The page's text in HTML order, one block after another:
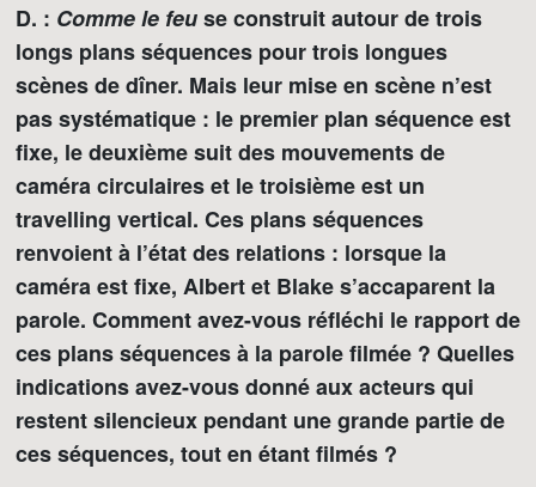
D. : Comme le feuse construit autour de trois
longs plans séquences pour trois longues
scènes de dîner. Mais leur mise en scène n’est
pas systématique : le premier plan séquence est
fixe, le deuxième suit des mouvements de
caméra circulaires et le troisième est un
travelling vertical. Ces plans séquences
renvoient à l’état des relations : lorsque la
caméra est fixe, Albert et Blake s’accaparent la
parole. Comment avez-vous réfléchi le rapport de
ces plans séquences à la parole filmée ? Quelles
indications avez-vous donné aux acteurs qui
restent silencieux pendant une grande partie de
ces séquences, tout en étant filmés ?